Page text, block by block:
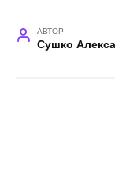
АВТОР
Сушко